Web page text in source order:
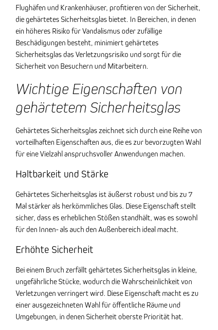
Flughäfen und Krankenhäuser, profitieren von der Sicherheit,
die gehärtetes Sicherheitsglas bietet. In Bereichen, in denen
ein höheres Risiko für Vandalismus oder zufällige
Beschädigungen besteht, minimiert gehärtetes
Sicherheitsglas das Verletzungsrisiko und sorgt für die
Sicherheit von Besuchern und Mitarbeitern.
Wichtige Eigenschaften von
gehärtetem Sicherheitsglas
Gehärtetes Sicherheitsglas zeichnet sich durch eine Reihe von
vorteilhaften Eigenschaften aus, die es zur bevorzugten Wahl
für eine Vielzahl anspruchsvoller Anwendungen machen.
Haltbarkeit und Stärke
Gehärtetes Sicherheitsglas ist äußerst robust und bis zu 7
Mal stärker als herkömmliches Glas. Diese Eigenschaft stellt
sicher, dass es erheblichen Stößen standhält, was es sowohl
für den Innen- als auch den Außenbereich ideal macht.
Erhöhte Sicherheit
Bei einem Bruch zerfällt gehärtetes Sicherheitsglas in kleine,
ungefährliche Stücke, wodurch die Wahrscheinlichkeit von
Verletzungen verringert wird. Diese Eigenschaft macht es zu
einer ausgezeichneten Wahl für öffentliche Räume und
Umgebungen, in denen Sicherheit oberste Priorität hat.